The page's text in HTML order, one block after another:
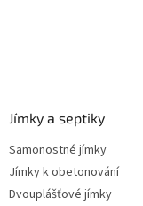
Jímky a septiky
Samonostné jímky
Jímky k obetonování
Dvouplášťové jímky